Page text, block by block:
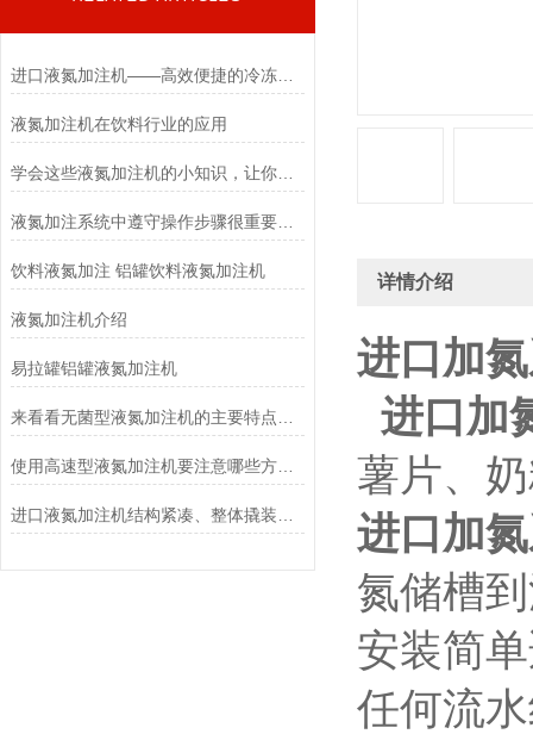
进口液氮加注机——高效便捷的冷冻技术
液氮加注机在饮料行业的应用
学会这些液氮加注机的小知识，让你更好的使用它！
液氮加注系统中遵守操作步骤很重要，现在知道还不算晚
饮料液氮加注 铝罐饮料液氮加注机
液氮加注机介绍
易拉罐铝罐液氮加注机
使用高速型液氮加注机要注意哪些方面的问题
详情介绍
进口加
进口加
薯片、
进口加
氮储槽
安装简
任何流